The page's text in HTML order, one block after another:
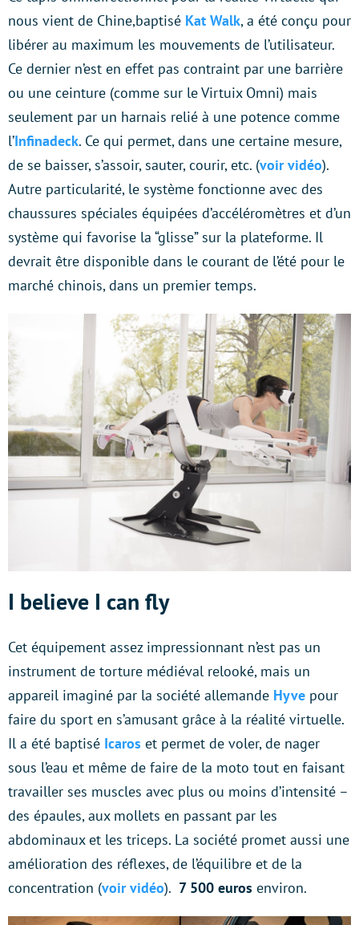
nous vient de Chine,baptisé Kat Walk, a été conçu pour
libérer au maximum les mouvements de l’utilisateur.
Ce dernier n’est en effet pas contraint par une barrière
ou une ceinture (comme sur le Virtuix Omni) mais
seulement par un harnais relié à une potence comme
l’Infinadeck. Ce qui permet, dans une certaine mesure,
de se baisser, s’assoir, sauter, courir, etc. (voir vidéo).
Autre particularité, le système fonctionne avec des
chaussures spéciales équipées d’accéléromètres et d’un
système qui favorise la “glisse” sur la plateforme. Il
devrait être disponible dans le courant de l’été pour le
marché chinois, dans un premier temps.
I believe I can fly
Cet équipement assez impressionnant n’est pas un
instrument de torture médiéval relooké, mais un
appareil imaginé par la société allemande Hyve pour
faire du sport en s’amusant grâce à la réalité virtuelle.
Il a été baptisé Icaros et permet de voler, de nager
sous l’eau et même de faire de la moto tout en faisant
travailler ses muscles avec plus ou moins d’intensité –
des épaules, aux mollets en passant par les
abdominaux et les triceps. La société promet aussi une
amélioration des réflexes, de l’équilibre et de la
concentration (voir vidéo). 7 500 euros environ.